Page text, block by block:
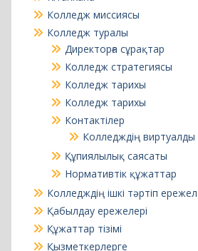
Колледж тарихы
Колледж тарихы
Контактілер
Колледждің виртуалды
Құпиялылық саясаты
Нормативтік құжаттар
Колледждің ішкі тәртіп
Қабылдау ережелері
Құжаттар тізімі
Қызметкерлерге
Мамандықтар
Web-дизайнер
Ақпараттық жүйелер технигі
Бағалау (түрлері бойынша)